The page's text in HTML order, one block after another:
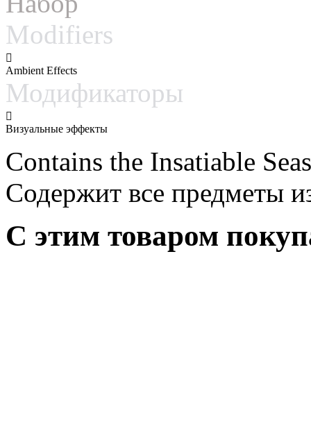
Modifiers
Ambient Effects
Модификаторы
Визуальные эффекты
Contains the Insatiable
Содержит все предметы
С этим товаром